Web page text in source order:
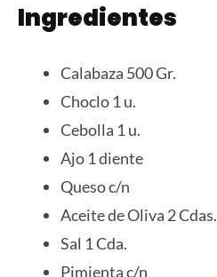
Ingredientes
Calabaza 500 Gr.
Choclo 1 u.
Cebolla 1 u.
Ajo 1 diente
Queso c/n
Aceite de Oliva 2 Cdas.
Sal 1 Cda.
Pimienta c/n